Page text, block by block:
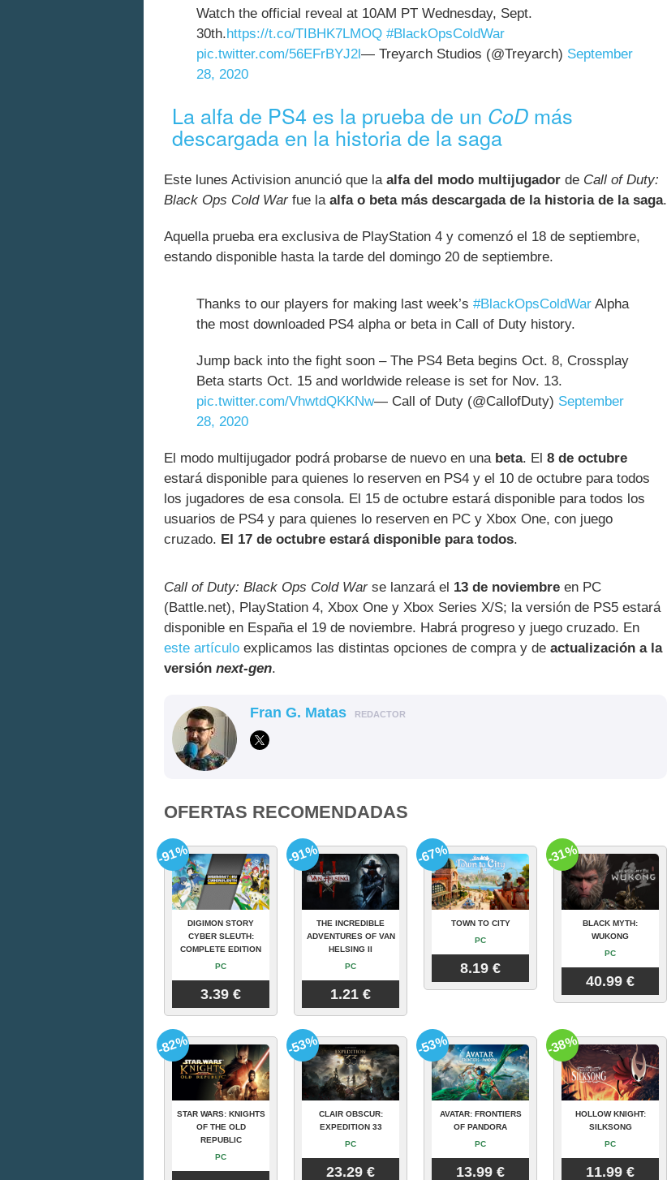
Watch the official reveal at 10AM PT Wednesday, Sept.
30th.https://t.co/TIBHK7LMOQ #BlackOpsColdWar
pic.twitter.com/56EFrBYJ2l — Treyarch Studios (@Treyarch) September
28, 2020
La alfa de PS4 es la prueba de un CoD más
descargada en la historia de la saga
Este lunes Activision anunció que la alfa del modo multijugador de Call of Duty:
Black Ops Cold Warfue la alfa o beta más descargada de la historia de la saga.
Aquella prueba era exclusiva de PlayStation 4 y comenzó el 18 de septiembre,
estando disponible hasta la tarde del domingo 20 de septiembre.
Thanks to our players for making last week’s #BlackOpsColdWar Alpha
the most downloaded PS4 alpha or beta in Call of Duty history.
Jump back into the fight soon – The PS4 Beta begins Oct. 8, Crossplay
Beta starts Oct. 15 and worldwide release is set for Nov. 13.
pic.twitter.com/VhwtdQKKNw— Call of Duty (@CallofDuty) September
28, 2020
El modo multijugador podrá probarse de nuevo en una beta. El 8 de octubre
estará disponible para quienes lo reserven en PS4 y el 10 de octubre para todos
los jugadores de esa consola. El 15 de octubre estará disponible para todos los
usuarios de PS4 y para quienes lo reserven en PC y Xbox One, con juego
cruzado. El 17 de octubre estará disponible para todos.
Call of Duty: Black Ops Cold Warse lanzará el 13 de noviembre en PC
(Battle.net), PlayStation 4, Xbox One y Xbox Series X/S; la versión de PS5 estará
disponible en España el 19 de noviembre. Habrá progreso y juego cruzado. En
este artículo explicamos las distintas opciones de compra y de actualización a la
versión next-gen.
Fran G. Matas REDACTOR
OFERTAS RECOMENDADAS
DIGIMON STORY
CYBER SLEUTH:
COMPLETE EDITION
PC
3.39 €
-91%
THE INCREDIBLE
ADVENTURES OF VAN
HELSING II
PC
1.21 €
-91%
TOWN TO CITY
PC
8.19 €
-67%
BLACK MYTH:
WUKONG
PC
40.99 €
-31%
STAR WARS: KNIGHTS
OF THE OLD
REPUBLIC
PC
-82%
CLAIR OBSCUR:
EXPEDITION 33
PC
23.29 €
-53%
AVATAR: FRONTIERS
OF PANDORA
PC
13.99 €
-53%
HOLLOW KNIGHT:
SILKSONG
PC
11.99 €
-38%